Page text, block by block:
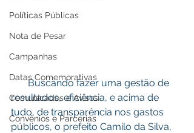
Políticas Públicas
Nota de Pesar
Campanhas
Datas Comemorativas
Comunicados e Avisos
Convênios e Parcerias
       Buscando fazer uma gestão de
resultados, eficiência, e acima de
tudo, de transparência nos gastos
públicos, o prefeito Camilo da Silva,